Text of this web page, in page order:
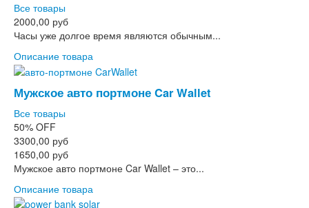
Все товары
2000,00 руб
Часы уже долгое время являются обычным...
Описание товара
Мужское авто портмоне Car Wallet
Все товары
50% OFF
3300,00 руб
1650,00 руб
Мужское авто портмоне Car Wallet – это...
Описание товара